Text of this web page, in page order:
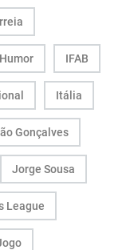
Humor IFAB
Itália
Gonçalves
Jorge Sousa
League